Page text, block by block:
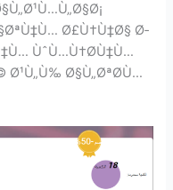
Ø£Ù†Ù‡Ø§ Ø­
ÙˆÙ…Ù†Ø­Ù‡Ù…
Ø¹Ù„Ù‰ Ø§Ù„ØªØ­Ù…